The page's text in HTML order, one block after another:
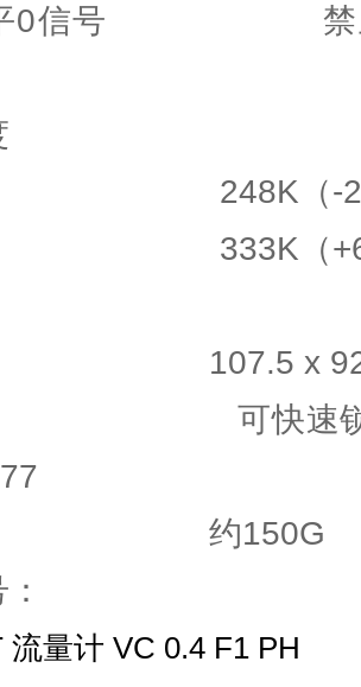
平0信号 禁止输
248K（-
333K（
107.5 x 92 x
快速锁扣在
约150G
流量计 VC 0.4 F1 PH